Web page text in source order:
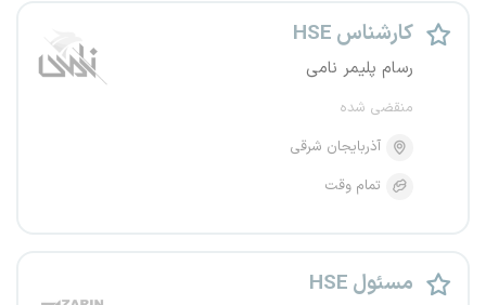
کارشناس HSE
رسام پلیمر نامی
منقضی شده
آذربایجان شرقی
تمام وقت
مسئول HSE